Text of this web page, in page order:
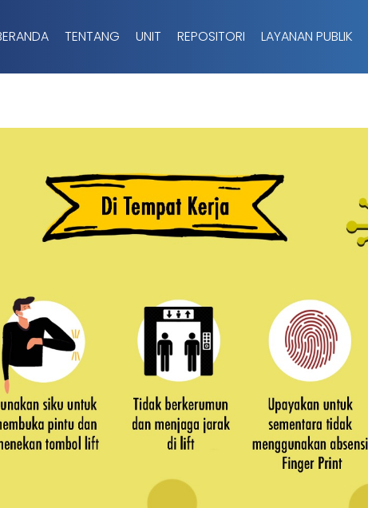
TENTANG UNIT REPOSITORI LAYANAN PUBLIK